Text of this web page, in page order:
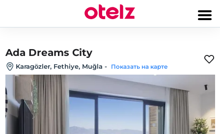
Ada Dreams City
Karagözler, Fethiye, Muğla - Показать на карте